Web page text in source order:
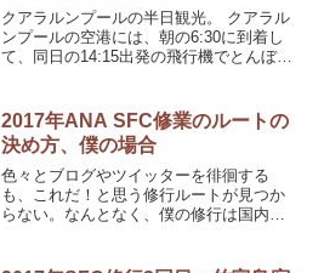
クアラルンプールの半日観光。 クアラル
ンプールの空港には、朝の6:30に到着し
て、同日の14:15出発の飛行機でとんぼ返
ど、夜行の飛行機内で、なんとなくダウ
ンロードして...
2017年ANA SFC修業のルートの
決め方、僕の場合
色々とブログやツイッターを徘徊する
も、これだ！と思う修行ルートが見つか
らない。なんとなく、僕の修行は国内よ